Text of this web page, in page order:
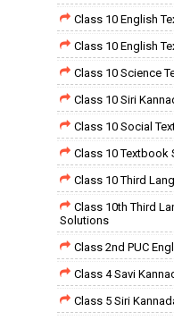
Class 10 English
Class 10 English
Class 10 Science
Class 10 Siri
Class 10 Social
Class 10 Textbook
Class 10 Third
Class 10th Third
Solutions
Class 2nd PUC
Class 4 Savi
Class 5 Siri